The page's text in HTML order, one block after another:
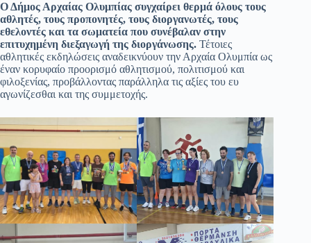
Ο Δήμος Αρχαίας Ολυμπίας συγχαίρει θερμά όλους τους
αθλητές, τους προπονητές, τους διοργανωτές, τους
εθελοντές και τα σωματεία που συνέβαλαν στην
επιτυχημένη διεξαγωγή της διοργάνωσης. Τέτοιες
αθλητικές εκδηλώσεις αναδεικνύουν την Αρχαία Ολυμπία ως
έναν κορυφαίο προορισμό αθλητισμού, πολιτισμού και
φιλοξενίας, προβάλλοντας παράλληλα τις αξίες του ευ
αγωνίζεσθαι και της συμμετοχής.